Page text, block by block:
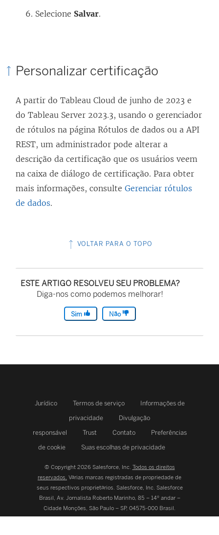
Selecione Salvar.
Personalizar certificação
A partir do Tableau Cloud de junho de 2023 e
do Tableau Server 2023.3, usando o gerenciador
de rótulos na página Rótulos de dados ou a API
REST, um administrador pode alterar a
descrição da certificação que os usuários veem
na caixa de diálogo de certificação. Para obter
mais informações, consulte Gerenciar rótulos
de dados.
VOLTAR PARA O TOPO
ESTE ARTIGO RESOLVEU SEU PROBLEMA?
Diga-nos como podemos melhorar!
Sim Não
Jurídico Termos de serviço
Informações de
privacidade
Divulgação
responsável
Trust Contato
Preferências
de cookie
Suas escolhas de privacidade
© Copyright 2026 Salesforce, Inc. Todos os direitos
reservados. Várias marcas registradas de propriedade de
seus respectivos proprietários. Salesforce, Inc. Salesforce
Brasil, Av. Jornalista Roberto Marinho, 85 – 14º andar –
Cidade Monções, São Paulo – SP, 04575-000 Brasil.